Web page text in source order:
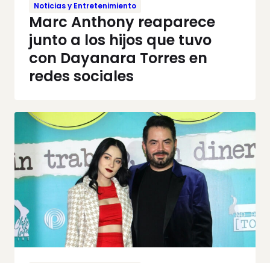
Noticias y Entretenimiento
Marc Anthony reaparece
junto a los hijos que tuvo
con Dayanara Torres en
redes sociales